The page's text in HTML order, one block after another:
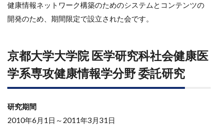
健康情報ネットワーク構築のためのシステムとコンテンツの
開発のため、期間限定で設立された会です。
京都大学大学院 医学研究科社会健康医
学系専攻健康情報学分野 委託研究
研究期間
2010年6月1日～2011年3月31日